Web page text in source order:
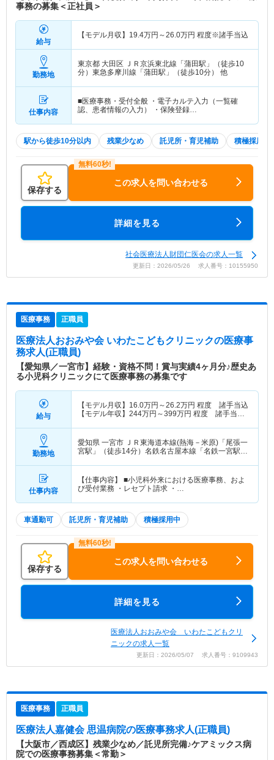
事務の募集＜正社員＞
給与
【モデル月収】 19.4万円～26.0万円 程度※諸手当込
勤務地
東京都 大田区 ＪＲ京浜東北線「蒲田駅」（徒歩10
分）東急多摩川線「蒲田駅」（徒歩10分） 他
仕事内容
■医療事務・受付全般 ・電子カルテ入力（一覧確
認、患者情報の入力） ・保険登録…
駅から徒歩10分以内 残業少なめ 託児所・育児補助 積極採用中
保存する
この求人を問い合わせる
詳細を見る
社会医療法人財団仁医会の求人一覧
更新日：2026/05/26 求人番号：10155950
医療事務 正職員
医療法人おおみや会 いわたこどもクリニックの医療事
務求人(正職員)
【愛知県／一宮市】経験・資格不問！賞与実績4ヶ月分♪歴史あ
る小児科クリニックにて医療事務の募集です
給与
【モデル月収】 16.0万円～26.2万円 程度 諸手当込
【モデル年収】 244万円～399万円 程度 諸手当・
勤務地
愛知県 一宮市 ＪＲ東海道本線(熱海－米原)「尾張一
宮駅」（徒歩14分）名鉄名古屋本線「名鉄一宮駅」
仕事内容
【仕事内容】 ■小児科外来における医療事務、およ
び受付業務 ・レセプト請求 ・…
車通勤可 託児所・育児補助 積極採用中
保存する
この求人を問い合わせる
詳細を見る
医療法人おおみや会 いわたこどもクリ
ニックの求人一覧
更新日：2026/05/07 求人番号：9109943
医療事務 正職員
医療法人嘉健会 思温病院の医療事務求人(正職員)
【大阪市／西成区】残業少なめ／託児所完備♪ケアミックス病
院での医療事務募集＜常勤＞